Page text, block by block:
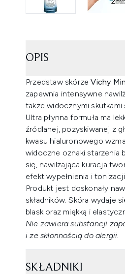
OPIS
Przedstaw skórzeVichy
zapewnia intensywne
także widocznymi skutkami
Ultra płynna formuła ma
źródlanej, pozyskiwanej z
kwasu hialuronowego
widoczne oznaki starzenia
się, nawilżająca kuracja
efekt wypełnienia i
Produkt jest doskonały
składników. Skóra wydaje
blask oraz miękką i
Nie zawiera substancji
i ze skłonnością do alergii.
SKŁADNIKI